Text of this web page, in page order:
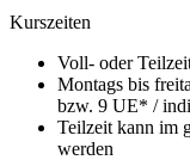
Kurszeiten
Voll- oder
Montags bis
bzw. 9 UE* /
Teilzeit kann im
werden